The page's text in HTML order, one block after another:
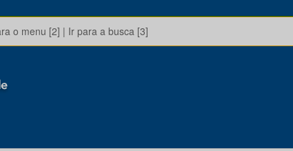
o menu [2] | Ir para a busca [3]